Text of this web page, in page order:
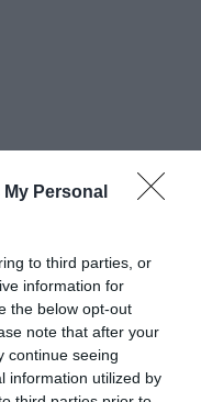
Personal
to third parties, or
information for
the below opt-out
note that after your
continue seeing
information utilized by
CHILE LAKÓI
ISZNAK